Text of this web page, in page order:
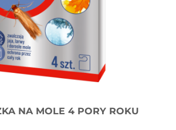
NA MOLE 4 PORY ROKU